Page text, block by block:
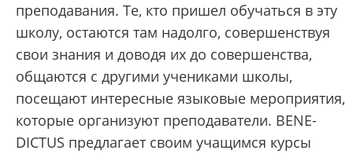
преподавания. Те, кто пришел обучаться в эту
школу, остаются там надолго, совершенствуя
свои знания и доводя их до совершенства,
общаются с другими учениками школы,
посещают интересные языковые мероприятия,
которые организуют преподаватели. BENE-
DICTUS предлагает своим учащимся курсы